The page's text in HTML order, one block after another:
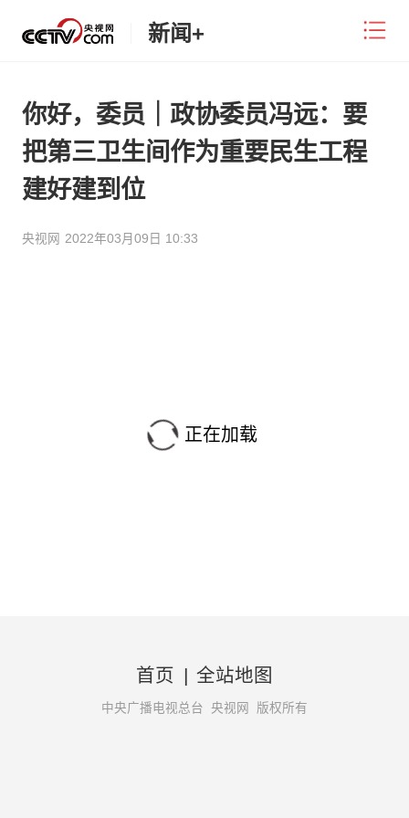
新闻+
你好，委员｜政协委员冯远：要
把第三卫生间作为重要民生工程
建好建到位
央视网 2022年03月09日 10:33
正在加载
首页 | 全站地图
中央广播电视总台 央视网 版权所有